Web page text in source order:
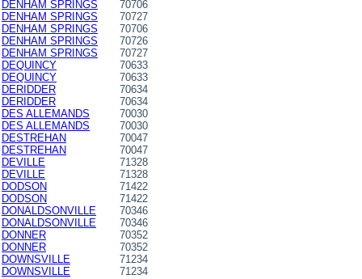
DENHAM SPRINGS
70706
DENHAM SPRINGS
70727
DENHAM SPRINGS
70706
DENHAM SPRINGS
70726
DENHAM SPRINGS
70727
DEQUINCY
70633
DEQUINCY
70633
DERIDDER
70634
DERIDDER
70634
DES ALLEMANDS
70030
DES ALLEMANDS
70030
DESTREHAN
70047
DESTREHAN
70047
DEVILLE
71328
DEVILLE
71328
DODSON
71422
DODSON
71422
DONALDSONVILLE
70346
DONALDSONVILLE
70346
DONNER
70352
DONNER
70352
DOWNSVILLE
71234
DOWNSVILLE
71234